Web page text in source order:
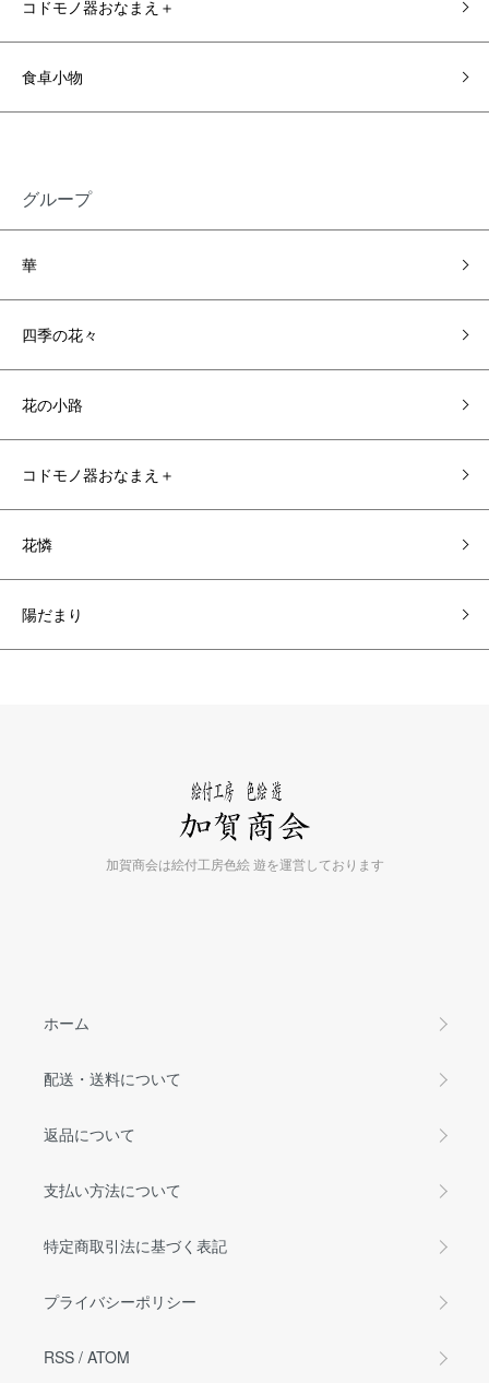
コドモノ器おなまえ＋
食卓小物
グループ
華
四季の花々
花の小路
コドモノ器おなまえ＋
花憐
陽だまり
加賀商会は絵付工房色絵 遊を運営しております
ホーム
配送・送料について
返品について
支払い方法について
特定商取引法に基づく表記
プライバシーポリシー
RSS / ATOM